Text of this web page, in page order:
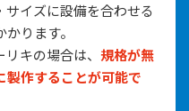
イズに設備を合わせる
ります。
キの場合は、 規格が無
製作することが可能で